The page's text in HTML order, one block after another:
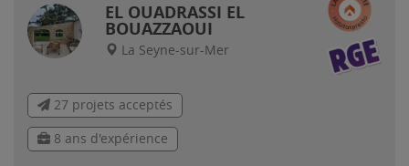
EL OUADRASSI EL
BOUAZZAOUI
La Seyne-sur-Mer
27 projets acceptés
8 ans d'expérience